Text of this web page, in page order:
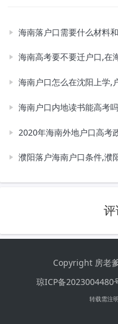
海南落户口需要什么材料
海南高考要不要迁户口,在
海南户口怎么在沈阳上学,户
海南户口内地读书能高考吗,
2020年海南外地户口高考政
濮阳落户海南户口条件,濮
Copyright 房老
琼ICP备2023004480
转载需注